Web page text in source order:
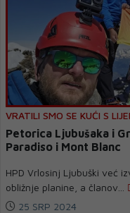
VRATILI SMO SE KUĆI S
Petorica Ljubušaka i
Paradiso i Mont Blanc
HPD Vrlosinj Ljubuški već
obližnje planine, a članov...
25 SRP 2024